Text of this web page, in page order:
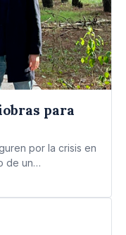
para
por la crisis en
de un…